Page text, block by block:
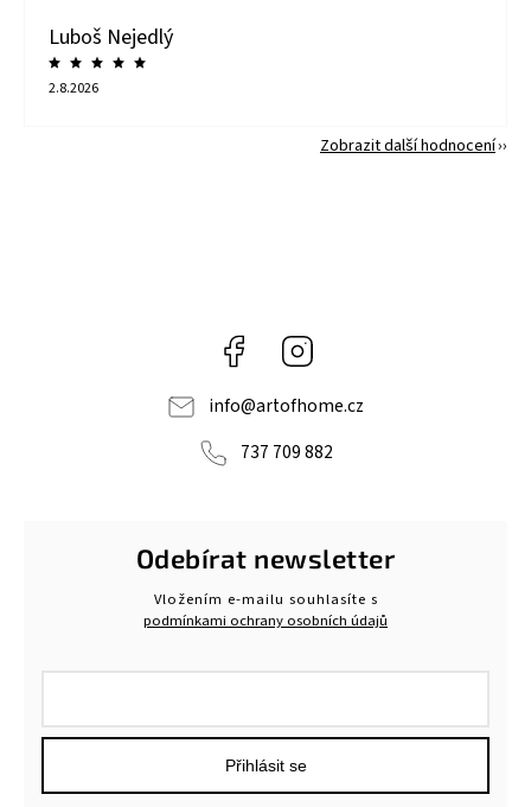
Luboš Nejedlý
2.8.2026
Zobrazit další hodnocení
Facebook
info@artofhome.cz
737 709 882
Odebírat newsletter
Vložením e-mailu souhlasíte s
podmínkami ochrany osobních údajů
Přihlásit se